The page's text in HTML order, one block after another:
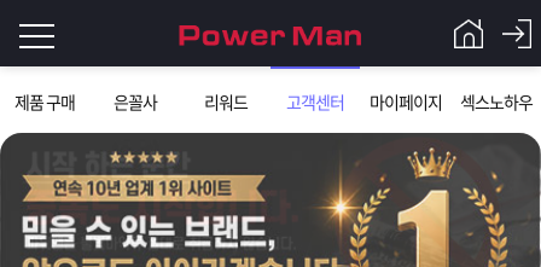
제품 구매 은꼴사 리워드 고객센터 마이페이지 섹스노하우
그
인
이
로